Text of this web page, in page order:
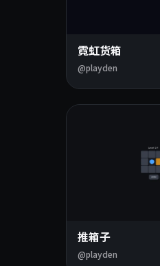
霓虹货箱
@playden
推箱子
@playden